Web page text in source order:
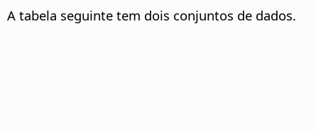
A tabela seguinte tem dois conjuntos de dados.